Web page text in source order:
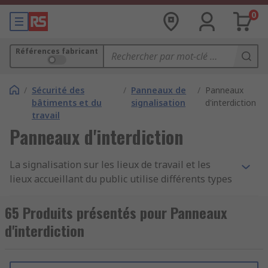
0
Références fabricant
/ Sécurité des
bâtiments et du
travail
/ Panneaux de
signalisation
/ Panneaux
d'interdiction
Panneaux d'interdiction
La signalisation sur les lieux de travail et les
lieux accueillant du public utilise différents types
panneau a un sens propre et permet d'indiquer
un certain type d'information. On compte
notamment les panneaux d'information, les
d'interdiction, etc.
65 Produits présentés pour Panneaux
d'interdiction